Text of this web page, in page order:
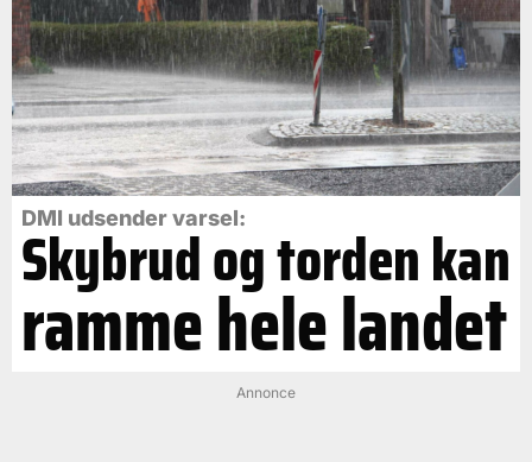
DMI udsender varsel:
Skybrud og torden kan
ramme hele landet
Annonce